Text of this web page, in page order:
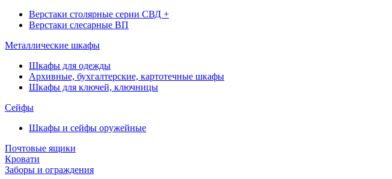
Верстаки столярные серии СВД +
Верстаки слесарные ВП
Металлические шкафы
Шкафы для одежды
Архивные, бухгалтерские, картотечные шкафы
Шкафы для ключей, ключницы
Сейфы
Шкафы и сейфы оружейные
Почтовые ящики
Кровати
Заборы и ограждения